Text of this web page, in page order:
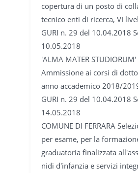
copertura di un posto di
tecnico enti di ricerca, VI
GURI n. 29 del 10.04.2018
10.05.2018
'ALMA MATER
Ammissione ai corsi di
anno accademico 2018/
GURI n. 29 del 10.04.2018
14.05.2018
COMUNE DI FERRARA
per esame, per la
graduatoria finalizzata
nidi d'infanzia e servizi